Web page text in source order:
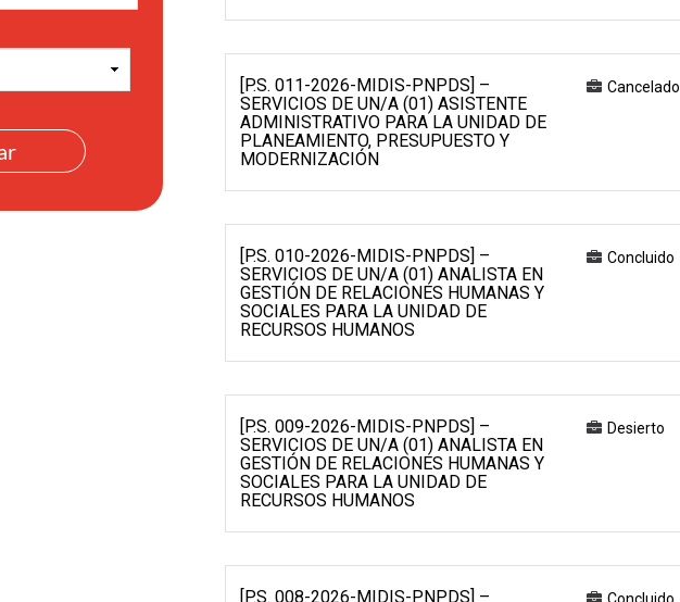
[P.S. 011-2026-MIDIS-PNPDS] –
SERVICIOS DE UN/A (01) ASISTENTE
ADMINISTRATIVO PARA LA UNIDAD DE
PLANEAMIENTO, PRESUPUESTO Y
MODERNIZACIÓN
Cancelado
[P.S. 010-2026-MIDIS-PNPDS] –
SERVICIOS DE UN/A (01) ANALISTA EN
GESTIÓN DE RELACIONES HUMANAS Y
SOCIALES PARA LA UNIDAD DE
RECURSOS HUMANOS
Concluido
[P.S. 009-2026-MIDIS-PNPDS] –
SERVICIOS DE UN/A (01) ANALISTA EN
GESTIÓN DE RELACIONES HUMANAS Y
SOCIALES PARA LA UNIDAD DE
RECURSOS HUMANOS
Desierto
[P.S. 008-2026-MIDIS-PNPDS] –